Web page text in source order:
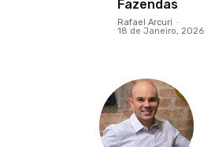
Fazendas
Rafael Arcuri -
18 de Janeiro, 2026